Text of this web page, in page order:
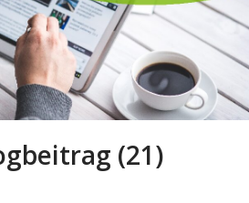
(21)